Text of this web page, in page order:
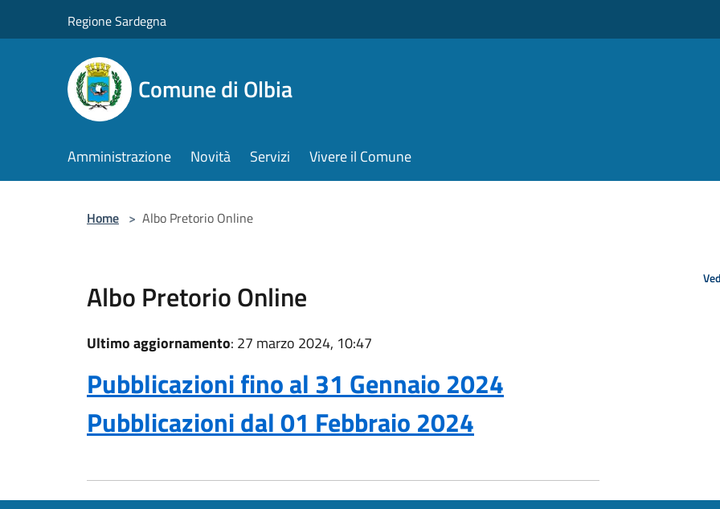
Regione Sardegna
Comune di Olbia
Amministrazione Novità Servizi Vivere il Comune
Home > Albo Pretorio Online
Albo Pretorio Online
Ultimo aggiornamento: 27 marzo 2024, 10:47
Pubblicazioni fino al 31 Gennaio 2024
Pubblicazioni dal 01 Febbraio 2024